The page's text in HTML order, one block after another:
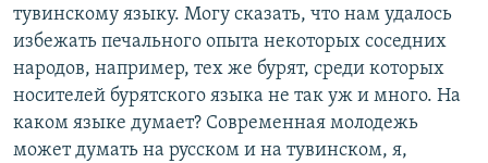
тувинскому языку. Могу сказать, что нам удалось
избежать печального опыта некоторых соседних
народов, например, тех же бурят, среди которых
носителей бурятского языка не так уж и много. На
каком языке думает? Современная молодежь
может думать на русском и на тувинском, я,